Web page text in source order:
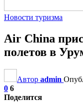
Новости туризма
Air China
полетов в
Автор admin
0 6
Поделится